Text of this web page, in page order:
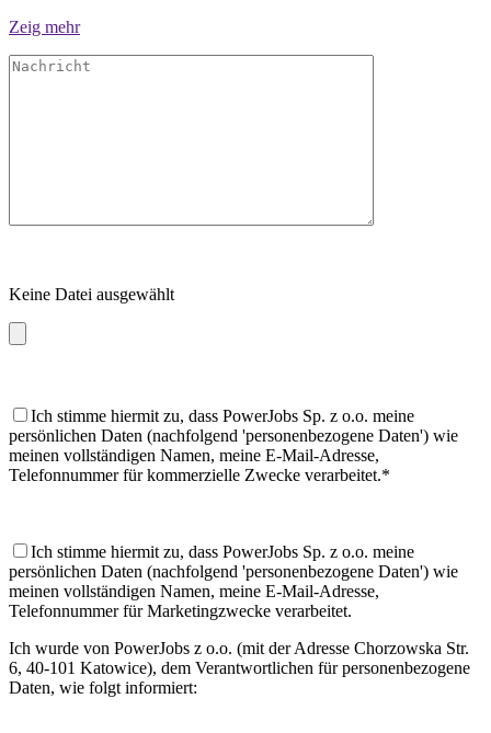
Zeig mehr
Keine Datei ausgewählt
Ich stimme hiermit zu, dass PowerJobs Sp. z o.o. meine
persönlichen Daten (nachfolgend 'personenbezogene Daten') wie
meinen vollständigen Namen, meine E-Mail-Adresse,
Telefonnummer für kommerzielle Zwecke verarbeitet.*
Ich stimme hiermit zu, dass PowerJobs Sp. z o.o. meine
persönlichen Daten (nachfolgend 'personenbezogene Daten') wie
meinen vollständigen Namen, meine E-Mail-Adresse,
Telefonnummer für Marketingzwecke verarbeitet.
Ich wurde von PowerJobs z o.o. (mit der Adresse Chorzowska Str.
6, 40-101 Katowice), dem Verantwortlichen für personenbezogene
Daten, wie folgt informiert: